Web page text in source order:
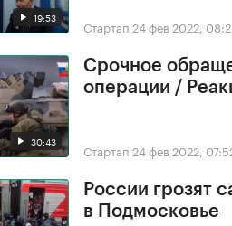
19:53 Стартап 24 фев 2022,
30:43
Срочное
операции /
Стартап 24 фев 2022,
России грозят
в Подмосковье